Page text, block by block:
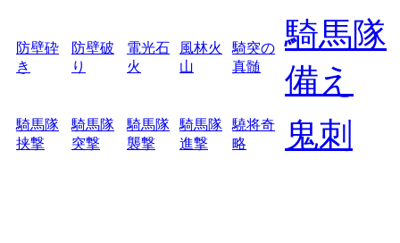
防壁砕
き
防壁破
り
電光石
火
風林火
山
騎突の
真髄
騎馬隊
備え
騎馬隊
挟撃
騎馬隊
突撃
騎馬隊
襲撃
騎馬隊
進撃
驍将奇
略
鬼刺